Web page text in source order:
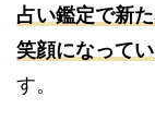
占い鑑定で新
笑顔になって
す。